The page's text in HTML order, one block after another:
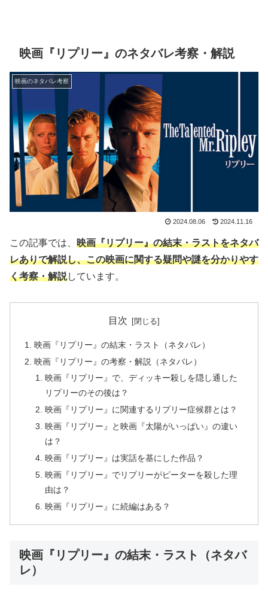
映画『リプリー』のネタバレ考察・解説
映画のネタバレ考察
2024.08.06 2024.11.16
この記事では、 映画『リプリー』の結末・ラストをネタバ
レありで解説し、この映画に関する疑問や謎を分かりやす
く考察・解説しています。
目次
映画『リプリー』の結末・ラスト（ネタバレ）
映画『リプリー』の考察・解説（ネタバレ）
映画『リプリー』で、ディッキー殺しを隠し通した
リプリーのその後は？
映画『リプリー』に関連するリプリー症候群とは？
映画『リプリー』と映画『太陽がいっぱい』の違い
は？
映画『リプリー』は実話を基にした作品？
映画『リプリー』でリプリーがピーターを殺した理
由は？
映画『リプリー』に続編はある？
映画『リプリー』の結末・ラスト（ネタバ
レ）